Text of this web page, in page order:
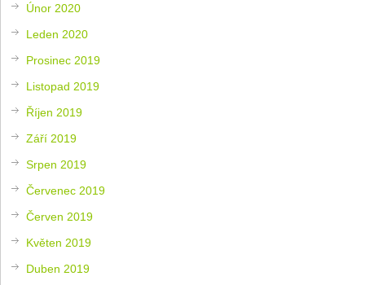
Únor 2020
Leden 2020
Prosinec 2019
Listopad 2019
Říjen 2019
Září 2019
Srpen 2019
Červenec 2019
Červen 2019
Květen 2019
Duben 2019